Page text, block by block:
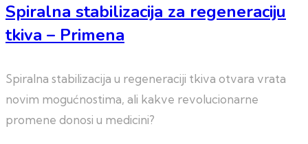
Spiralna stabilizacija za regeneraciju
tkiva – Primena
Spiralna stabilizacija u regeneraciji tkiva otvara vrata
novim mogućnostima, ali kakve revolucionarne
promene donosi u medicini?